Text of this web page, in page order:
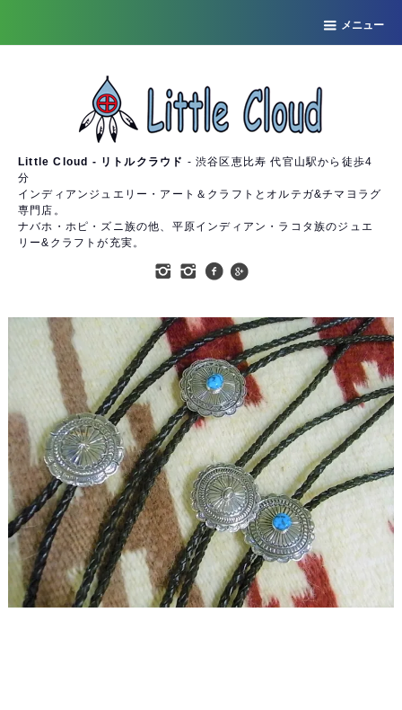
メニュー
Little Cloud - リトルクラウド - 渋谷区恵比寿 代官山駅から徒歩4
分
インディアンジュエリー・アート＆クラフトとオルテガ&チマヨラグ
専門店。
ナバホ・ホピ・ズニ族の他、平原インディアン・ラコタ族のジュエ
リー&クラフトが充実。